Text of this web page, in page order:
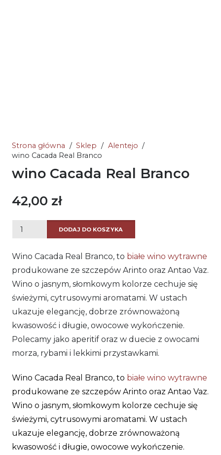
Strona główna / Sklep / Alentejo /
wino Cacada Real Branco
wino Cacada Real Branco
42,00 zł
ilość
Cacada
Real
Branco
DODAJ DO KOSZYKA
Wino Cacada Real Branco, to białe wino wytrawne
produkowane ze szczepów Arinto oraz Antao Vaz.
Wino o jasnym, słomkowym kolorze cechuje się
świeżymi, cytrusowymi aromatami. W ustach
ukazuje elegancję, dobrze zrównoważoną
kwasowość i długie, owocowe wykończenie.
Polecamy jako aperitif oraz w duecie z owocami
morza, rybami i lekkimi przystawkami.
Wino Cacada Real Branco, to białe wino wytrawne
produkowane ze szczepów Arinto oraz Antao Vaz.
Wino o jasnym, słomkowym kolorze cechuje się
świeżymi, cytrusowymi aromatami. W ustach
ukazuje elegancję, dobrze zrównoważoną
kwasowość i długie, owocowe wykończenie.